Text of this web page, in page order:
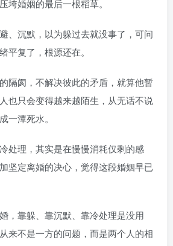
垮婚姻的最后一根稻草。
沉默，以为躲过去就没事了，可问
平复了，根源还在。
阂，不解决彼此的矛盾，就算他暂
也只会变得越来越陌生，从无话不说
一潭死水。
理，其实是在慢慢消耗仅剩的感
坚定离婚的决心，觉得这段婚姻早已
靠躲、靠沉默、靠冷处理是没用
来不是一方的问题，而是两个人的相